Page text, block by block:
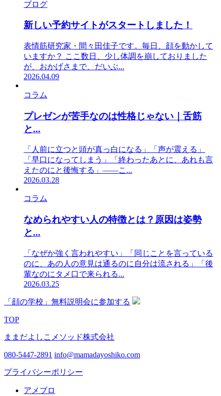
ブログ
新しい予約サイトがスタートしました！
表情筋研究家・間々田佳子です。毎日、顔を動かして
いますか？ ここ数日、少し体調を崩しておりました
が、おかげさまで、だいぶ...
2026.04.09
コラム
プレゼンが苦手なのは性格じゃない｜舌筋
と...
「人前に立つと頭が真っ白になる」「声が震える」
「早口になってしまう」「終わったあとに、あれも言
えたのにと後悔する」——こ...
2026.03.28
コラム
なめられやすい人の特徴とは？原因は姿勢
と...
「なぜか強く言われやすい」「同じことを言っている
のに、あの人の意見は通るのに自分は流される」「後
輩なのにタメ口で来られる...
2026.03.25
「顔の学校」無料説明会に参加する
TOP
ままだよしこメソッド株式会社
080-5447-2891 info@mamadayoshiko.com
プライバシーポリシー
アメブロ